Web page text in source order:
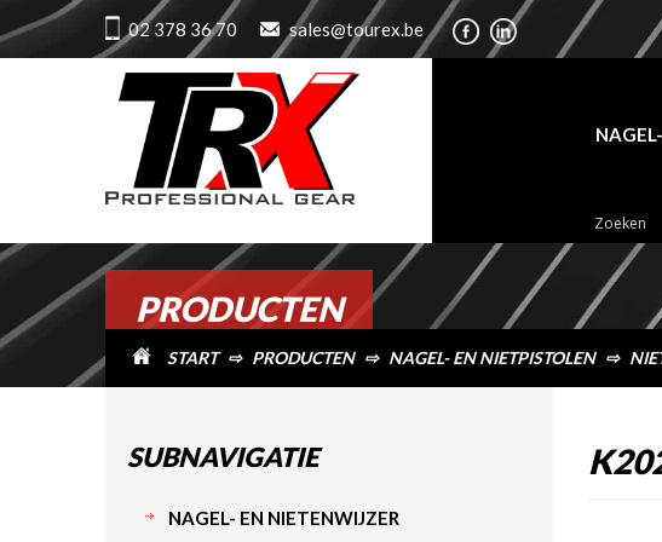
PRODUCTEN
START ⇨ PRODUCTEN ⇨ NAGEL- EN NIETPISTOLEN ⇨
02 378 36 70 sales@tourex.be
SUBNAVIGATIE
NAGEL- EN NIETENWIJZER